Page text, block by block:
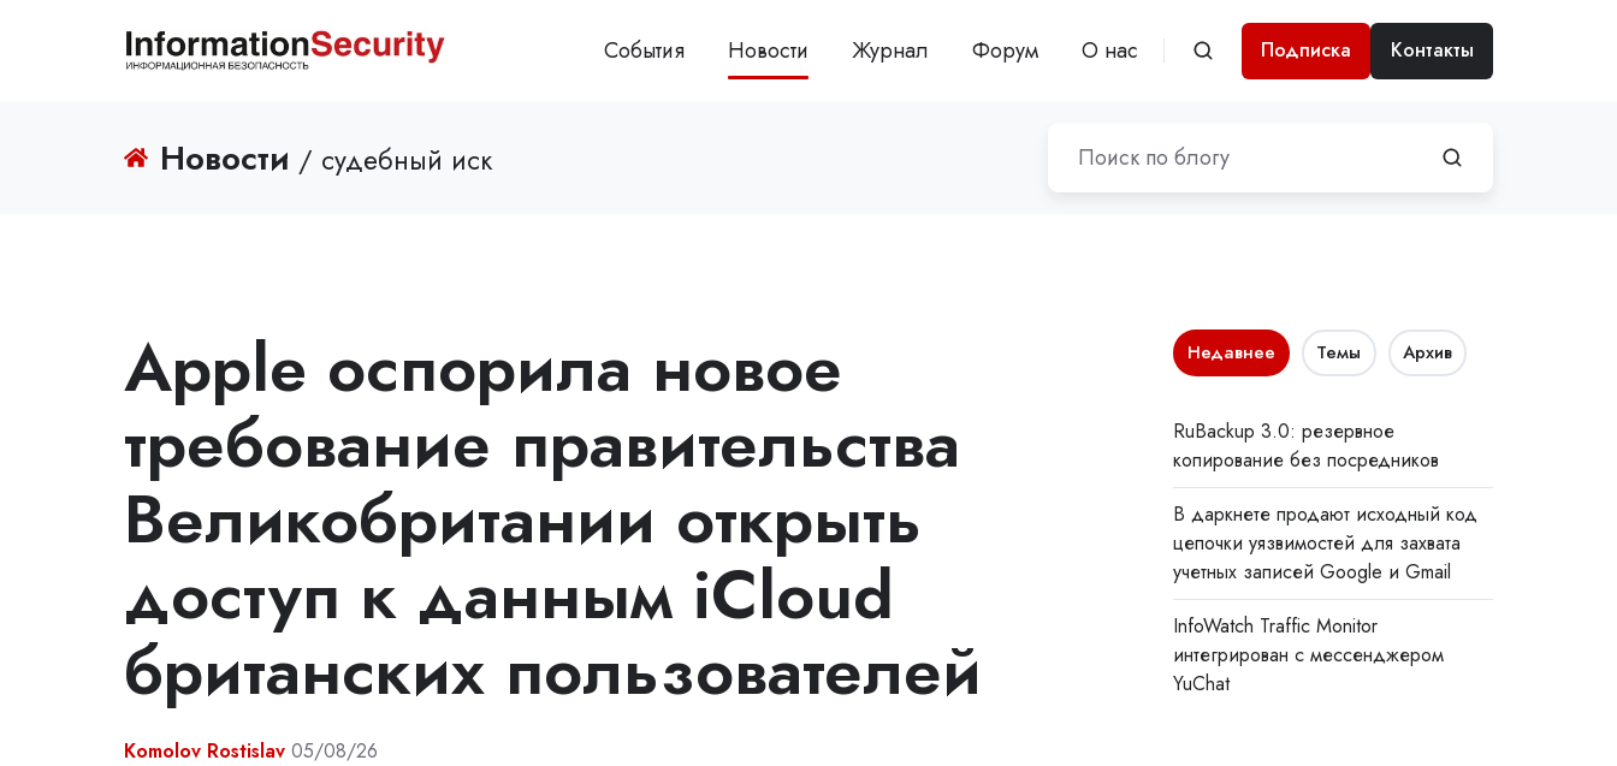
События Новости Журнал Форум О нас Подписка Контакты
Новости / судебный иск
Apple оспорила новое
требование правительства
Великобритании открыть
доступ к данным iCloud
британских пользователей
Komolov Rostislav 05/08/26
Недавнее Темы Архив
RuBackup 3.0: резервное
копирование без посредников
В даркнете продают исходный код
цепочки уязвимостей для захвата
учетных записей Google и Gmail
InfoWatch Traffic Monitor
интегрирован с мессенджером
YuChat